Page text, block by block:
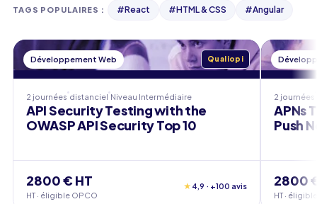
TAGS POPULAIRES : #React #HTML & CSS #Angular
Développement Web Qualiopi
2 journées distanciel Niveau Intermédiaire
API Security Testing with the
OWASP API Security Top 10
2800 € HT
HT · éligible OPCO
★ 4,9 · +100 avis
2 journées
APNs
Push
2800
HT ·